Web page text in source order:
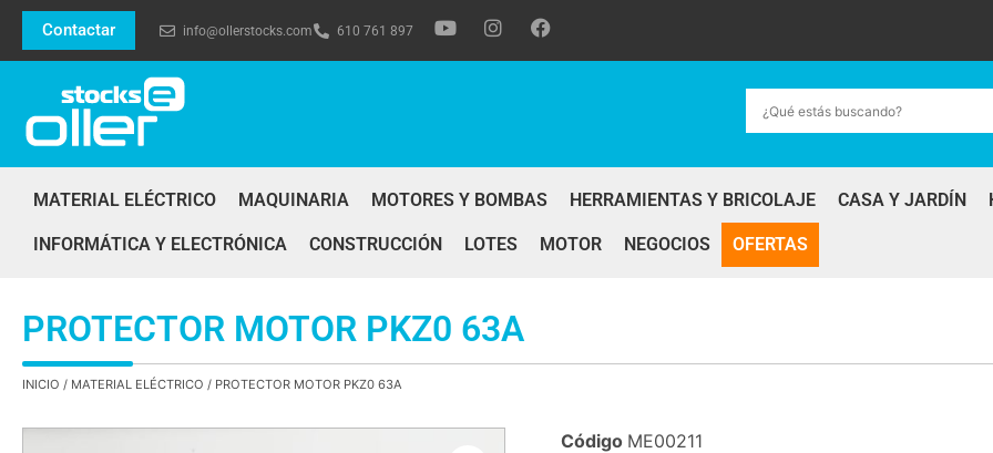
Contactar info@ollerstocks.com 610 761 897
MATERIAL ELÉCTRICO MAQUINARIA MOTORES Y BOMBAS HERRAMIENTAS Y BRICOLAJE CASA Y JARDÍN
INFORMÁTICA Y ELECTRÓNICA CONSTRUCCIÓN LOTES MOTOR NEGOCIOS OFERTAS
PROTECTOR MOTOR PKZ0 63A
INICIO / MATERIAL ELÉCTRICO / PROTECTOR MOTOR PKZ0 63A
Código ME00211